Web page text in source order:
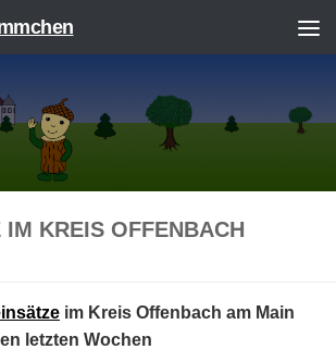
IM KREIS OFFENBACH
im Kreis Offenbach am Main
letzten Wochen